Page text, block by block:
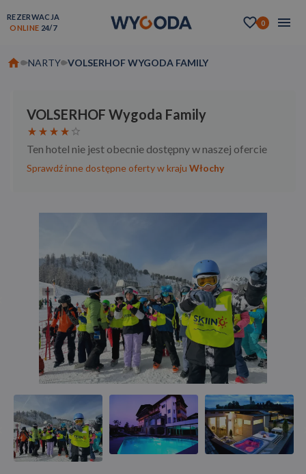
REZERWACJA
ONLINE 24/7
0
NARTY VOLSERHOF WYGODA FAMILY
VOLSERHOF Wygoda Family
Ten hotel nie jest obecnie dostępny w naszej ofercie
Sprawdź inne dostępne oferty w kraju Włochy